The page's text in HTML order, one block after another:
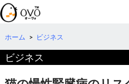
検
索
コ
テ
へ
移
ホーム > ビジネス
ビジネス